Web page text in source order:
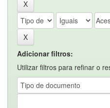
Adicionar filtros:
Utilizar filtros para refinar o